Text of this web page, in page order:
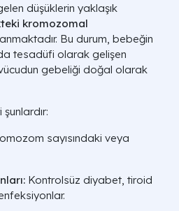
düşüklerin yaklaşık
kromozomal
Bu durum, bebeğin
tesadüfi olarak gelişen
gebeliği doğal olarak
sayısındaki veya
Kontrolsüz diyabet, tiroid